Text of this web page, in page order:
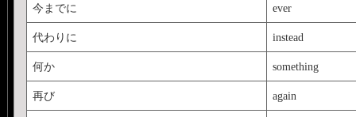
今までに ever
代わりに instead
何か something
再び again